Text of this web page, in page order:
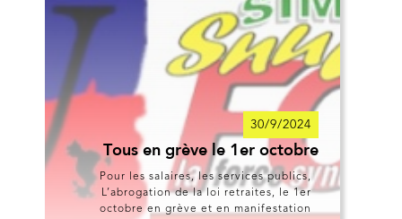
30/9/2024
Tous en grève le 1er octobre
Pour les salaires, les services publics,
L’abrogation de la loi retraites, le 1er
octobre en grève et en manifestation